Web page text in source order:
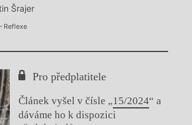
Šrajer
Reflexe
Pro předplatitele
Článek vyšel v čísle „15/2024“ a
dáváme ho k dispozici